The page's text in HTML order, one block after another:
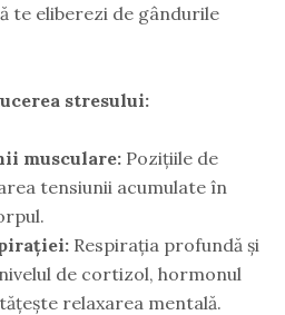
te eliberezi de gândurile
stresului:
musculare: Pozițiile de
tensiunii acumulate în
Respirația profundă și
de cortizol, hormonul
relaxarea mentală.